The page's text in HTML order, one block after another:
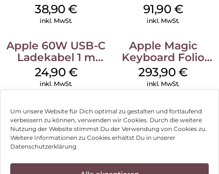
Um unsere Website für Dich optimal zu gestalten und fortlaufend
verbessern zu können, verwenden wir Cookies. Durch die weitere
Nutzung der Website stimmst Du der Verwendung von Cookies zu.
Weitere Informationen zu Cookies erhältst Du in unserer
Datenschutzerklärung.
MagSafe
Ultramarine
38,90€
inkl. MwSt.
91,90 €
inkl. MwSt.
Apple 60W USB-C
Ladekabel 1 m
Weiß
24,90 €
inkl. MwSt.
Apple Magic
Keyboard Folio
iPad 10.9″ (10.Gen.)
Weiß
293,90€
inkl. MwSt.
Impressum